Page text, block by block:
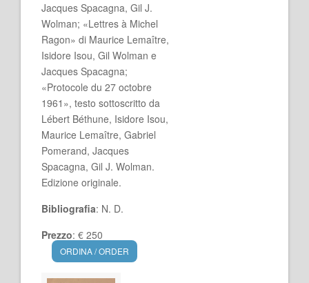
Jacques Spacagna, Gil J.
Wolman; «Lettres à Michel
Ragon» di Maurice Lemaître,
Isidore Isou, Gil Wolman e
Jacques Spacagna;
«Protocole du 27 octobre
1961», testo sottoscritto da
Lébert Béthune, Isidore Isou,
Maurice Lemaître, Gabriel
Pomerand, Jacques
Spacagna, Gil J. Wolman.
Edizione originale.
Bibliografia: N. D.
Prezzo: € 250
ORDINA / ORDER